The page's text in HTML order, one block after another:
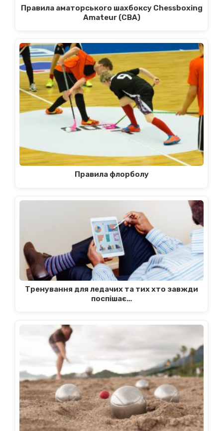
Правила аматорського шахбоксу Chessboxing
Amateur (CBA)
Правила флорболу
Тренування для ледачих та тих хто завжди
поспішає…